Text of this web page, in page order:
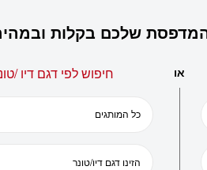
המדפסת שלכם בקלות
או חיפוש לפי דגם דיו /